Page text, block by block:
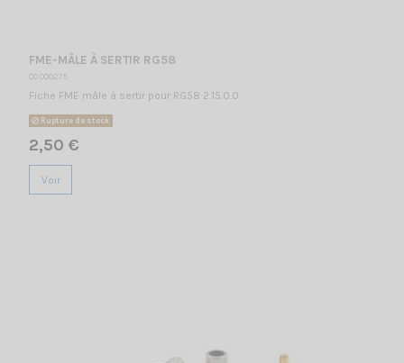
FME-MÂLE À SERTIR RG58
CO 000275
Fiche FME mâle à sertir pour RG58 2.15.0.0
Rupture de stock
2,50 €
Voir